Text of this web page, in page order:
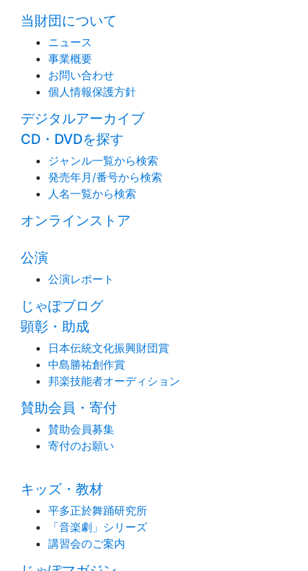
当財団について
ニュース
事業概要
お問い合わせ
個人情報保護方針
デジタルアーカイブ
CD・DVDを探す
ジャンル一覧から検索
発売年月/番号から検索
人名一覧から検索
オンラインストア
公演
公演レポート
じゃぽブログ
顕彰・助成
日本伝統文化振興財団賞
中島勝祐創作賞
邦楽技能者オーディション
賛助会員・寄付
賛助会員募集
寄付のお願い
キッズ・教材
平多正於舞踊研究所
「音楽劇」シリーズ
講習会のご案内